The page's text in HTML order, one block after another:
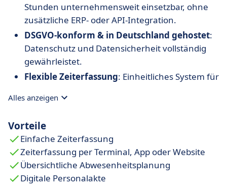
Stunden unternehmensweit einsetzbar, ohne
zusätzliche ERP- oder API-Integration.
DSGVO-konform & in Deutschland gehostet:
Datenschutz und Datensicherheit vollständig
gewährleistet.
Flexible Zeiterfassung: Einheitliches System für
Produktionsmitarbeitende.
administrativer Aufwand durch
Automatisierung und Self-Service.
Schichtplanung mit System : Rechtssicher,
verfügbarkeitsbasiert und benutzerfreundlich
in der Anwendung.
Alles anzeigen
Vorteile
Einfache Zeiterfassung
Zeiterfassung per Terminal, App oder Website
Übersichtliche Abwesenheitsplanung
Digitale Personalakte